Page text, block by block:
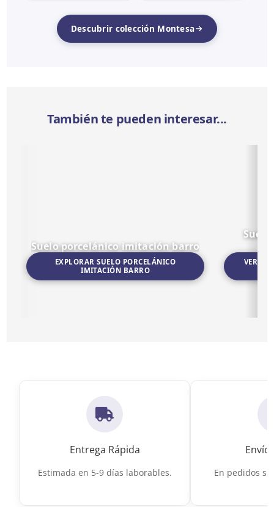
Descubrir colección Montesa
También te pueden interesar...
Suelo porcelánico imitación barro
EXPLORAR SUELO PORCELÁNICO
IMITACIÓN BARRO
VER
Entrega Rápida
Estimada en 5-9 días laborables. En pedidos